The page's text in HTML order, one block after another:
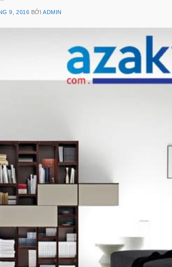
9, 2016 BỞIADMIN